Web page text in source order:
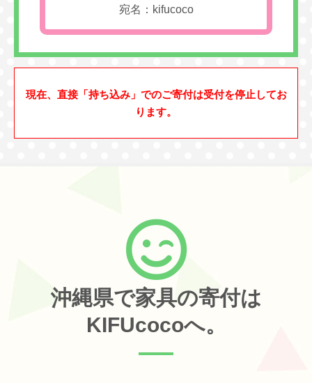
宛名：kifucoco
現在、直接「持ち込み」でのご寄付は受付を停止してお
ります。
沖縄県で家具の寄付は
KIFUcocoへ。